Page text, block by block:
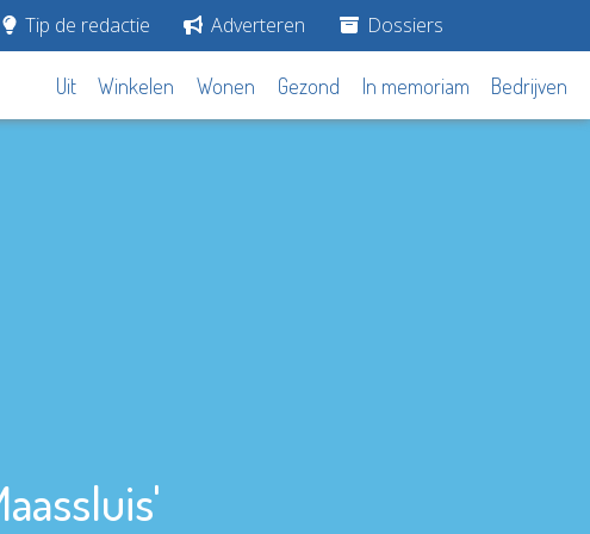
Tip de redactie Adverteren Dossiers
Uit Winkelen Wonen Gezond In memoriam Bedrijven